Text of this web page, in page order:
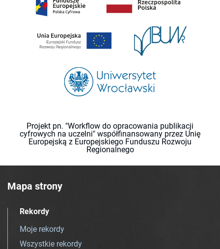
Projekt pn. "Workflow do opracowania publikacji
cyfrowych na uczelni" współfinansowany przez Unię
Europejską z Europejskiego Funduszu Rozwoju
Regionalnego
Mapa strony
Rekordy
Moje rekordy
Wszystkie rekordy